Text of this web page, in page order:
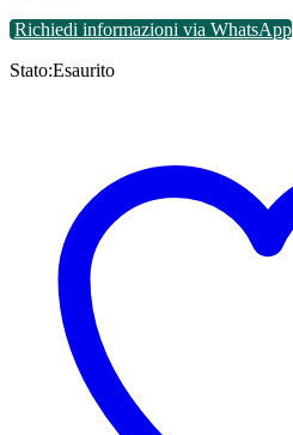
Richiedi informazioni via WhatsApp
Stato:Esaurito